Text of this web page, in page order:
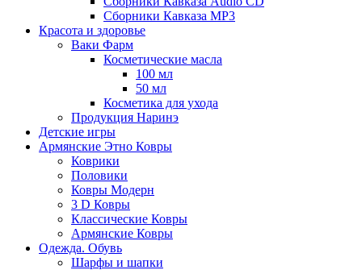
Сборники Кавказа MP3
Красота и здоровье
Ваки Фарм
Косметические масла
100 мл
50 мл
Косметика для ухода
Продукция Наринэ
Детские игры
Армянские Этно Ковры
Коврики
Половики
Ковры Модерн
3 D Ковры
Классические Ковры
Армянские Ковры
Одежда. Обувь
Шарфы и шапки